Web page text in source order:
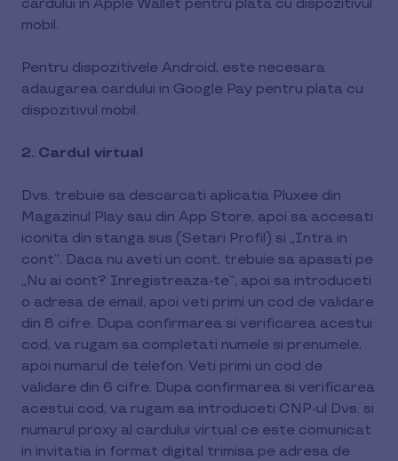
cardului in Apple Wallet pentru plata cu dispozitivul
mobil.
Pentru dispozitivele Android, este necesara
adaugarea cardului in Google Pay pentru plata cu
dispozitivul mobil.
2. Cardul virtual
Dvs. trebuie sa descarcati aplicatia Pluxee din
Magazinul Play sau din App Store, apoi sa accesati
iconita din stanga sus (Setari Profil) si „Intra in
cont”. Daca nu aveti un cont, trebuie sa apasati pe
„Nu ai cont? Inregistreaza-te”, apoi sa introduceti
o adresa de email, apoi veti primi un cod de validare
din 8 cifre. Dupa confirmarea si verificarea acestui
cod, va rugam sa completati numele si prenumele,
apoi numarul de telefon. Veti primi un cod de
validare din 6 cifre. Dupa confirmarea si verificarea
acestui cod, va rugam sa introduceti CNP-ul Dvs. si
numarul proxy al cardului virtual ce este comunicat
in invitatia in format digital trimisa pe adresa de